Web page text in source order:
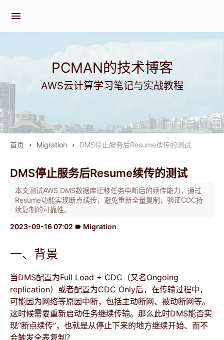
menu
PCMAN的技术博客
AWS云计算学习笔记与实战教程
首页 › Migration › DMS停止服务后Resume续传的测试
DMS停止服务后Resume续传的测试
本文测试AWS DMS数据库迁移任务中断后的续传能力，通过
Resume功能实现断点续传，避免重新全量复制，验证CDC持
续复制的可靠性。
2023-09-16 07:02 label Migration
一、背景
当DMS配置为Full Load + CDC（又名Ongoing
replication）或者配置为CDC Only后，在传输过程中，
可能因为网络等原因中断，包括主动断网、被动断网等。
这时候需要重新启动任务继续传输。那么此时DMS能否实
现“断点续传”，也就是从停止下来的地方继续开始、而不
会触发全表复制？